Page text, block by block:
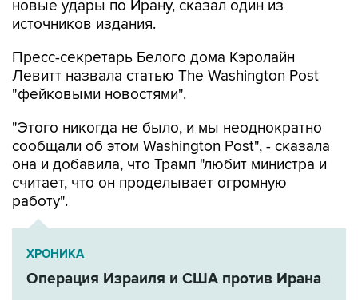
новые удары по Ирану, сказал один из
источников издания.
Пресс-секретарь Белого дома Кэролайн
Левитт назвала статью The Washington Post
"фейковыми новостями".
"Этого никогда не было, и мы неоднократно
сообщали об этом Washington Post", - сказала
она и добавила, что Трамп "любит министра и
считает, что он проделывает огромную
работу".
ХРОНИКА
Операция Израиля и США против Ирана